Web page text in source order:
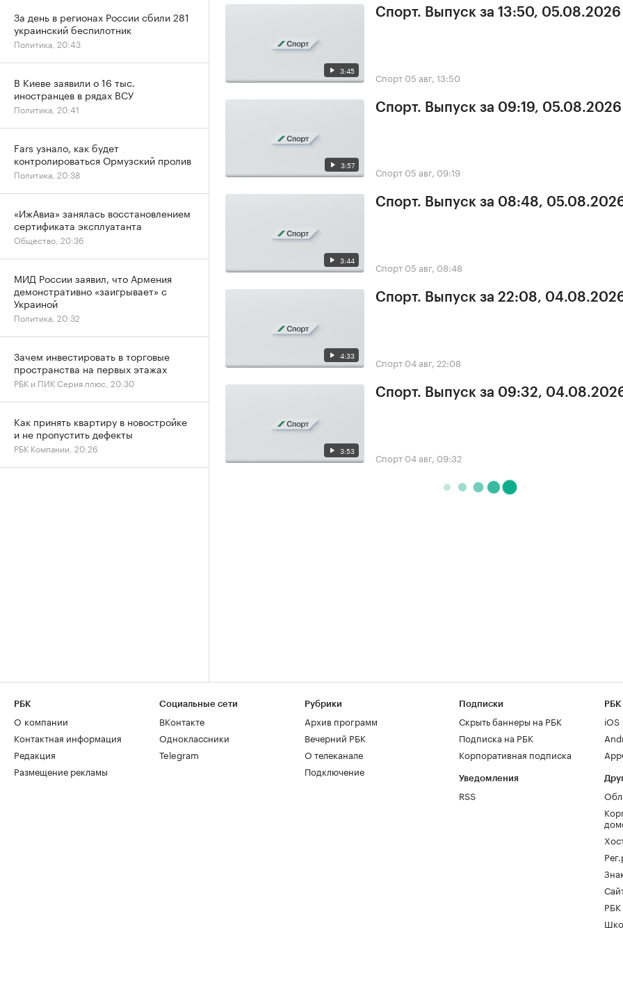
3:45
Спорт. Выпуск за 13:50, 05.08.2026
Спорт 05 авг, 13:50
3:57
Спорт. Выпуск за 09:19, 05.08.2026
Спорт 05 авг, 09:19
3:44
Спорт. Выпуск за 08:48,
Спорт 05 авг, 08:48
4:33
Спорт. Выпуск за 22:08,
Спорт 04 авг, 22:08
3:53
Спорт. Выпуск за 09:32,
Спорт 04 авг, 09:32
За день в регионах России сбили 281
украинский беспилотник
Политика, 20:43
В Киеве заявили о 16 тыс.
иностранцев в рядах ВСУ
Политика, 20:41
Fars узнало, как будет
контролироваться Ормузский пролив
Политика, 20:38
«ИжАвиа» занялась восстановлением
сертификата эксплуатанта
Общество, 20:36
МИД России заявил, что Армения
демонстративно «заигрывает» с
Украиной
Политика, 20:32
Зачем инвестировать в торговые
пространства на первых этажах
РБК и ПИК Серия плюс, 20:30
Как принять квартиру в новостройке
и не пропустить дефекты
РБК Компании, 20:26
РБК
О компании
Контактная информация
Редакция
Размещение рекламы
Социальные сети
ВКонтакте
Одноклассники
Telegram
Рубрики
Архив программ
Вечерний РБК
О телеканале
Подключение
Подписки
Скрыть баннеры на РБК
Подписка на РБК
Корпоративная подписка
Уведомления
RSS
РБК
iOS